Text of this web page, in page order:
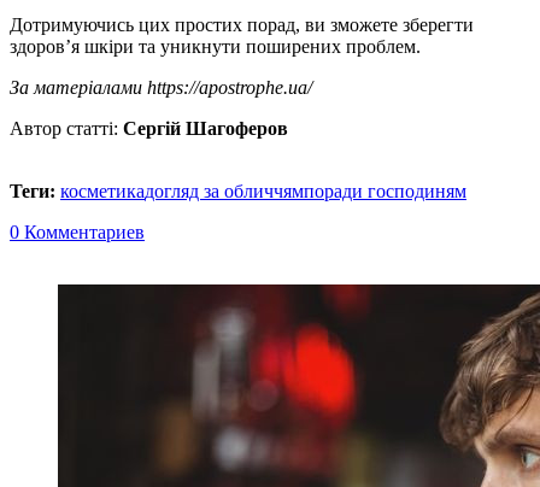
Дотримуючись цих простих порад, ви зможете зберегти
здоров’я шкіри та уникнути поширених проблем.
За матеріалами https://apostrophe.ua/
Автор статті: Сергій Шагоферов
Теги: косметикадогляд за обличчямпоради господиням
0 Комментариев